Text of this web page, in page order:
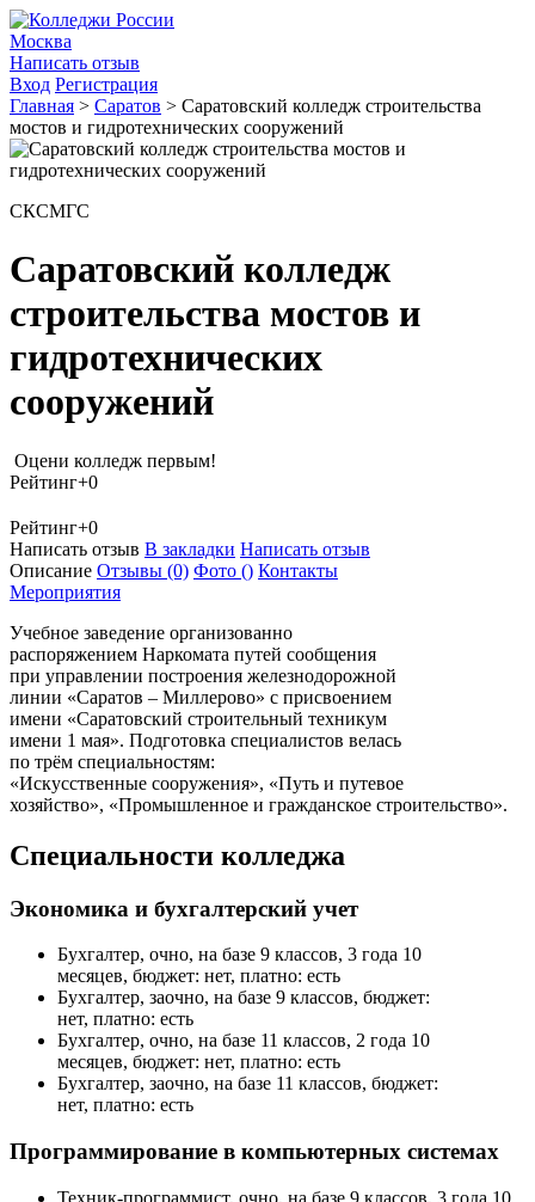
Москва
Написать отзыв
Вход Регистрация
Главная > Саратов > Саратовский колледж строительства
мостов и гидротехнических сооружений
СКСМГС
Саратовский колледж
строительства мостов и
гидротехнических
сооружений
Оцени колледж первым!
Рейтинг+0
Рейтинг+0
Написать отзыв В закладки Написать отзыв
Описание Отзывы (0) Фото () Контакты
Мероприятия
Учебное заведение организованно
распоряжением Наркомата путей сообщения
при управлении построения железнодорожной
линии «Саратов – Миллерово» с присвоением
имени «Саратовский строительный техникум
имени 1 мая». Подготовка специалистов велась
по трём специальностям:
«Искусственные сооружения», «Путь и путевое
хозяйство», «Промышленное и гражданское строительство».
Специальности колледжа
Экономика и бухгалтерский учет
Бухгалтер, очно, на базе 9 классов, 3 года 10
месяцев, бюджет: нет, платно: есть
Бухгалтер, заочно, на базе 9 классов, бюджет:
нет, платно: есть
Бухгалтер, очно, на базе 11 классов, 2 года 10
месяцев, бюджет: нет, платно: есть
Бухгалтер, заочно, на базе 11 классов, бюджет:
нет, платно: есть
Программирование в компьютерных системах
Техник-программист, очно, на базе 9 классов, 3 года 10